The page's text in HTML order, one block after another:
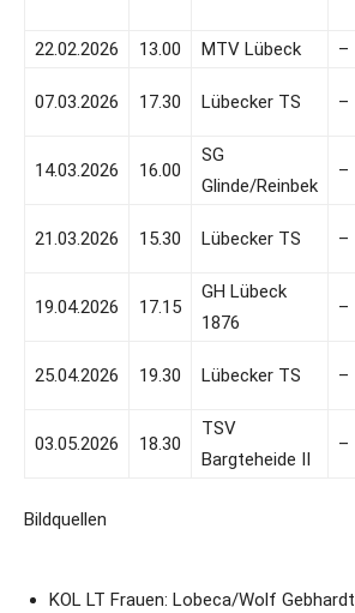
22.02.2026 13.00 MTV Lübeck –
07.03.2026 17.30 Lübecker TS –
14.03.2026 16.00
SG
Glinde/Reinbek
–
21.03.2026 15.30 Lübecker TS –
19.04.2026 17.15
GH Lübeck
1876
–
25.04.2026 19.30 Lübecker TS –
03.05.2026 18.30
TSV
Bargteheide II
–
Bildquellen
KOL LT Frauen: Lobeca/Wolf Gebhardt